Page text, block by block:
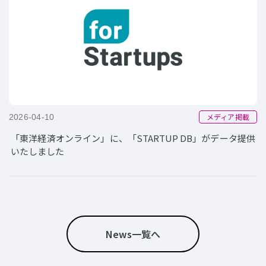
2026-04-10 メディア掲載
「東洋経済オンライン」に、「STARTUP DB」がデータ提供
いたしました
News一覧へ